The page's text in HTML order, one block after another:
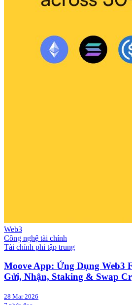
Web3
Công nghệ tài chính
Tài chính phi tập trung
Moove App: Ứng Dụng Web3
Gửi, Nhận, Staking & Swap
28 Mar 2026